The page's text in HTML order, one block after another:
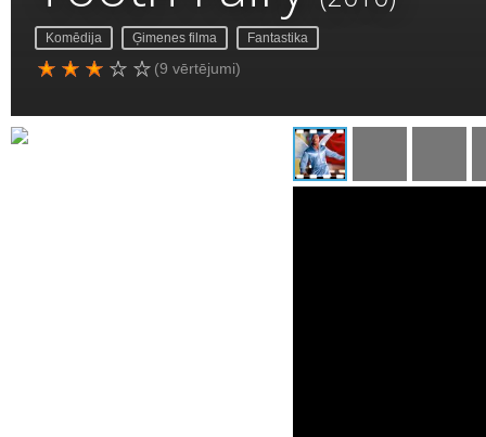
Komēdija Ģimenes filma Fantastika
(9 vērtējumi)